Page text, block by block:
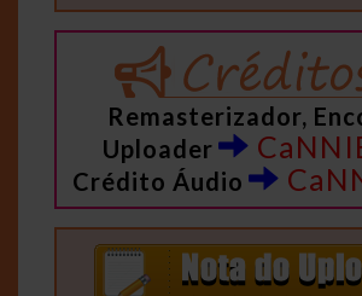
Remasterizador,
Uploader
Crédito Áudio